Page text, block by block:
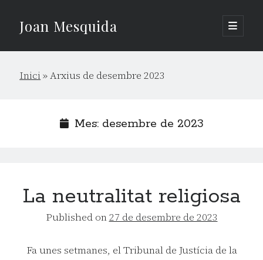
Joan Mesquida
open
primary
Sidebar
Inici »Arxius de desembre 2023
Mes: desembre de 2023
La neutralitat religiosa
Published on27 de desembre de 2023
Fa unes setmanes, el Tribunal de Justícia de la